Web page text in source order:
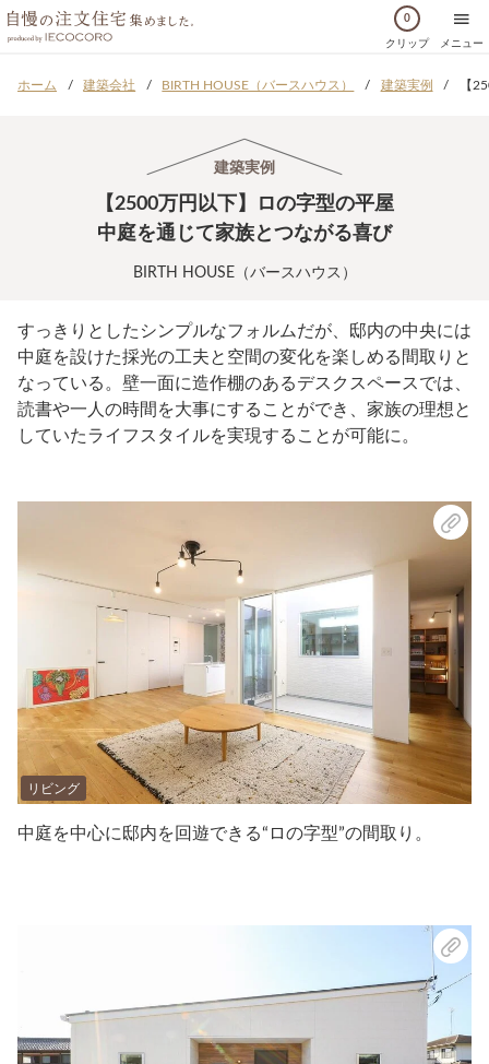
0
クリップ メニュー
ホーム 建築会社 BIRTH HOUSE（バースハウス） 建築実例 【
建築実例
【2500万円以下】ロの字型の平屋
中庭を通じて家族とつながる喜び
BIRTH HOUSE（バースハウス）
すっきりとしたシンプルなフォルムだが、邸内の中央には
中庭を設けた採光の工夫と空間の変化を楽しめる間取りと
なっている。壁一面に造作棚のあるデスクスペースでは、
読書や一人の時間を大事にすることができ、家族の理想と
していたライフスタイルを実現することが可能に。
リビング
中庭を中心に邸内を回遊できる“ロの字型”の間取り。